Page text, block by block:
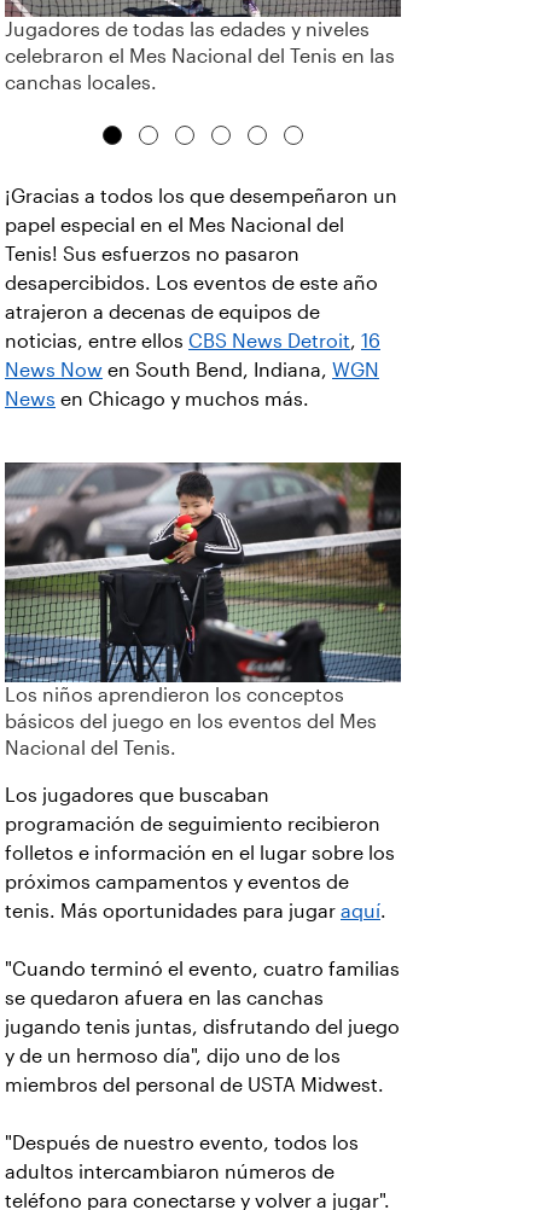
Jugadores de todas las edades y niveles
celebraron el Mes Nacional del Tenis en las
canchas locales.
¡Gracias a todos los que desempeñaron un
papel especial en el Mes Nacional del
Tenis! Sus esfuerzos no pasaron
desapercibidos. Los eventos de este año
atrajeron a decenas de equipos de
noticias, entre ellos CBS News Detroit, 16
News Now en South Bend, Indiana, WGN
News en Chicago y muchos más.
Los niños aprendieron los conceptos
básicos del juego en los eventos del Mes
Nacional del Tenis.
Los jugadores que buscaban
programación de seguimiento recibieron
folletos e información en el lugar sobre los
próximos campamentos y eventos de
tenis. Más oportunidades para jugar aquí.
"Cuando terminó el evento, cuatro familias
se quedaron afuera en las canchas
jugando tenis juntas, disfrutando del juego
y de un hermoso día", dijo uno de los
miembros del personal de USTA Midwest.
"Después de nuestro evento, todos los
adultos intercambiaron números de
teléfono para conectarse y volver a jugar".